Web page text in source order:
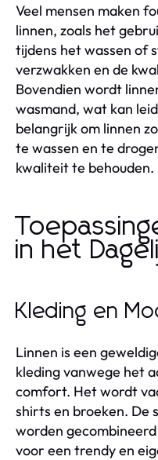
Veel mensen maken
linnen, zoals het
tijdens het wassen of
verzwakken en de
Bovendien wordt
wasmand, wat kan
belangrijk om linnen
te wassen en te
kwaliteit te behouden.
in het
Kleding en
Linnen is een
kleding vanwege het
comfort. Het wordt
shirts en broeken. De
worden
voor een trendy en